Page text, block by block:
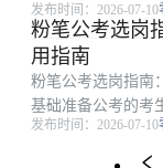
考生因为对公告口
考，最终错失资格
指南，针对公告条...
发布时间：2026-07-10
粉笔公考选岗
用指南
粉笔公考选岗指南
基础准备公考的考
不少首次报考的考
会。本文是粉笔整
发布时间：2026-07-10